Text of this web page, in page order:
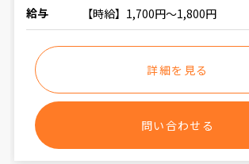
給与
【時給】1,700円～1,800円
詳細を見る
問い合わせる